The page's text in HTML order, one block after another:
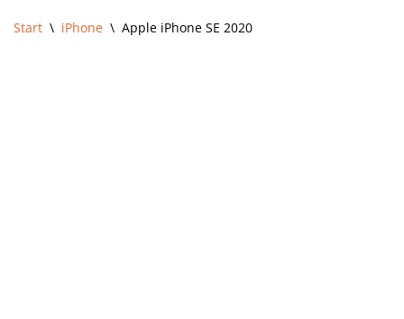
Start \ iPhone \ Apple iPhone SE 2020